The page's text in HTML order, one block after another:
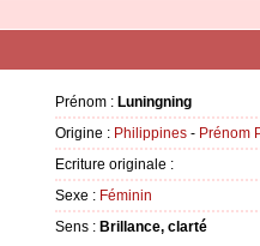
Prénom : Luningning
Origine : Philippines - Prénom
Ecriture originale :
Sexe : Féminin
Sens : Brillance, clarté